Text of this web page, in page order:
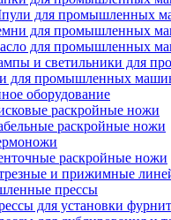
для промышленных
для промышленных
для промышленных
и светильники для
для промышленных
оборудование
раскройные ножи
раскройные ножи
раскройные ножи
и прижимные
прессы
для установки